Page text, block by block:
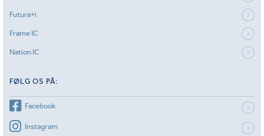
Futura+i
Frame IC
Nation IC
FØLG OS PÅ:
Facebook
Instagram